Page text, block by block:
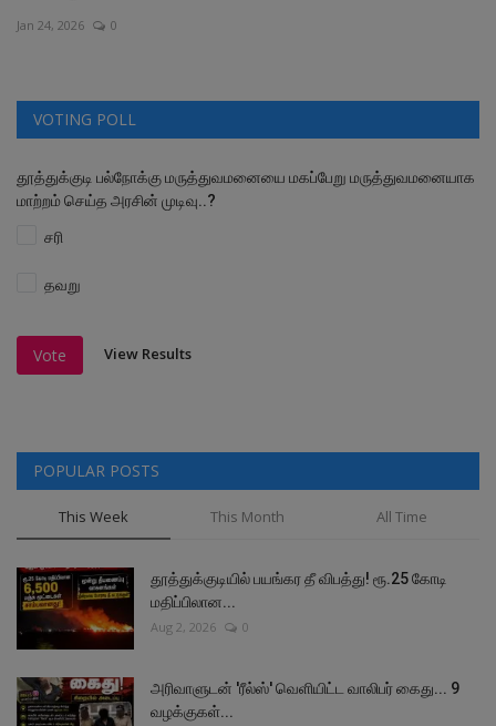
சட்டமன்ற தேர்தல் 2026
Jan 24, 2026 0
VOTING POLL
தூத்துக்குடி பல்நோக்கு மருத்துவமனையை மகப்பேறு மருத்துவமனையாக
மாற்றம் செய்த அரசின் முடிவு..?
சரி
தவறு
Vote View Results
POPULAR POSTS
This Week This Month All Time
தூத்துக்குடியில் பயங்கர தீ விபத்து! ரூ.25 கோடி
மதிப்பிலான...
Aug 2, 2026 0
அரிவாளுடன் 'ரீல்ஸ்' வெளியிட்ட வாலிபர் கைது... 9
வழக்குகள்...